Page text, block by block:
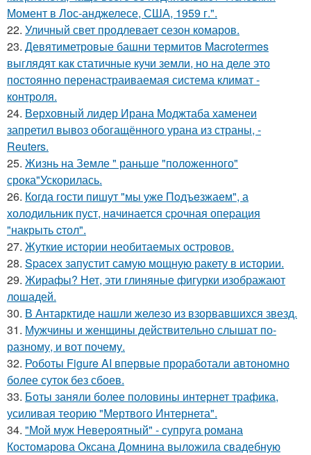
Момент в Лос-анджелесе, США, 1959 г.".
22. Уличный свет продлевает сезон комаров.
23. Девятиметровые башни термитов Macrotermes
выглядят как статичные кучи земли, но на деле это
постоянно перенастраиваемая система климат -
контроля.
24. Верховный лидер Ирана Моджтаба хаменеи
запретил вывоз обогащённого урана из страны, -
Reuters.
25. Жизнь на Земле " раньше "положенного"
срока"Ускорилась.
26. Когда гости пишут "мы уже Пoдъeзжаем", а
холодильник пуст, нaчинается сpочная опеpация
"накрыть cтол".
27. Жуткие истории необитаемых островов.
28. Spacex запустит самую мощную ракету в истории.
29. Жирафы? Нет, эти глиняные фигурки изображают
лошадей.
30. В Антарктиде нашли железо из взорвавшихся звезд.
31. Мужчины и женщины действительно слышат по-
разному, и вот почему.
32. Роботы Figure AI впервые проработали автономно
более суток без сбоев.
33. Боты заняли более половины интернет трафика,
усиливая теорию "Мертвого Интернета".
34. "Мой муж Невероятный" - супруга романа
Костомарова Оксана Домнина выложила свадебную